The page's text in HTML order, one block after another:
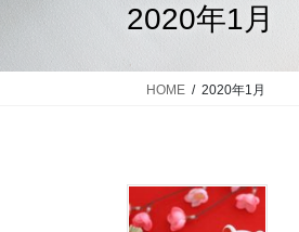
動
2020年1月
HOME 2020年1月